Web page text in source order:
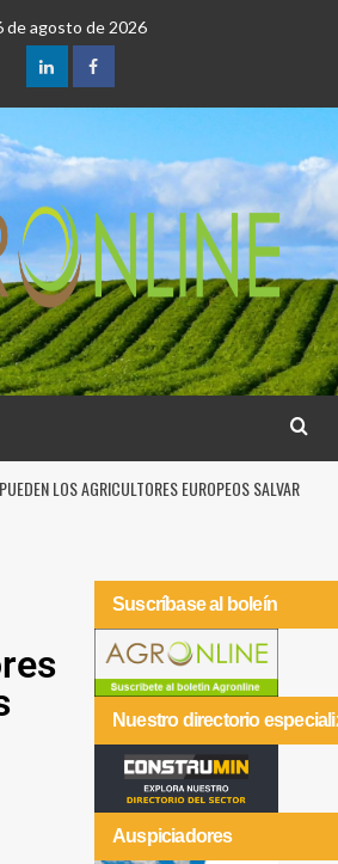
de agosto de 2026
LOS AGRICULTORES EUROPEOS SALVAR
Suscríbase al boleín
Nuestro directorio
Auspiciadores